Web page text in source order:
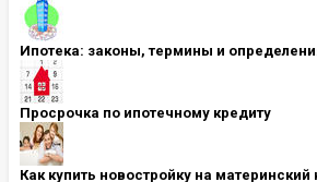
Ипотека: ​​​​​​​законы, термины и
Просрочка по ипотечному кредиту
Как купить новостройку на материнский